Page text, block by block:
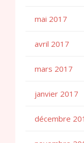
mai 2017
avril 2017
mars 2017
janvier 2017
décembre